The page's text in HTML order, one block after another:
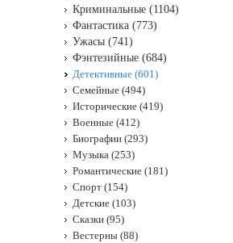
Криминальные (1104)
Фантастика (773)
Ужасы (741)
Фэнтезийные (684)
Детективные (601)
Семейные (494)
Исторические (419)
Военные (412)
Биографии (293)
Музыка (253)
Романтические (181)
Спорт (154)
Детские (103)
Сказки (95)
Вестерны (88)